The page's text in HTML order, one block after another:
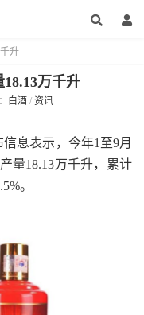
升
万千升
白酒 / 资讯
息表示，今年1至9月
量18.13万千升，累计
。